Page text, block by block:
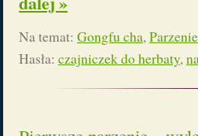
Na temat: Gongfu cha,
Hasła: czajniczek do herbaty,